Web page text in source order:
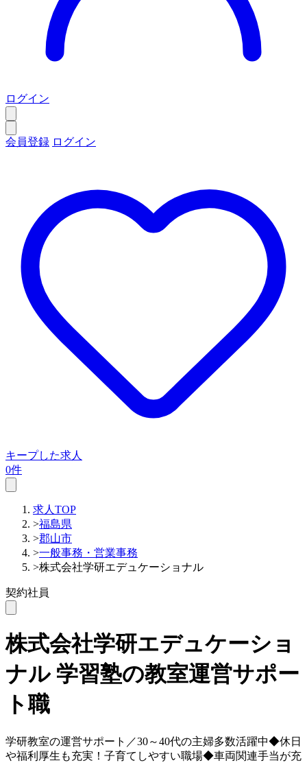
ログイン
会員登録 ログイン
キープした求人
0件
求人TOP
>福島県
>郡山市
>一般事務・営業事務
>株式会社学研エデュケーショナル
契約社員
株式会社学研エデュケーショ
ナル学習塾の教室運営サポー
ト職
学研教室の運営サポート／30～40代の主婦多数活躍中◆休日
や福利厚生も充実！子育てしやすい職場◆車両関連手当が充